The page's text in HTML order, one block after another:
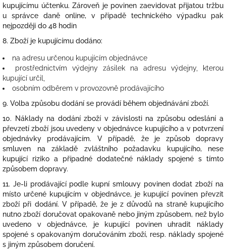
kupujícímu účtenku. Zároveň je povinen zaevidovat přijatou tržbu
u správce daně online, v případě technického výpadku pak
nejpozději do 48 hodin
8. Zboží je kupujícímu dodáno:
na adresu určenou kupujícím objednávce
prostřednictvím výdejny zásilek na adresu výdejny, kterou
kupující určil,
osobním odběrem v provozovně prodávajícího
9. Volba způsobu dodání se provádí během objednávání zboží.
10. Náklady na dodání zboží v závislosti na způsobu odeslání a
převzetí zboží jsou uvedeny v objednávce kupujícího a v potvrzení
objednávky prodávajícím. V případě, že je způsob dopravy
smluven na základě zvláštního požadavku kupujícího, nese
kupující riziko a případné dodatečné náklady spojené s tímto
způsobem dopravy.
11. Je-li prodávající podle kupní smlouvy povinen dodat zboží na
místo určené kupujícím v objednávce, je kupující povinen převzít
zboží při dodání. V případě, že je z důvodů na straně kupujícího
nutno zboží doručovat opakovaně nebo jiným způsobem, než bylo
uvedeno v objednávce, je kupující povinen uhradit náklady
spojené s opakovaným doručováním zboží, resp. náklady spojené
s jiným způsobem doručení.